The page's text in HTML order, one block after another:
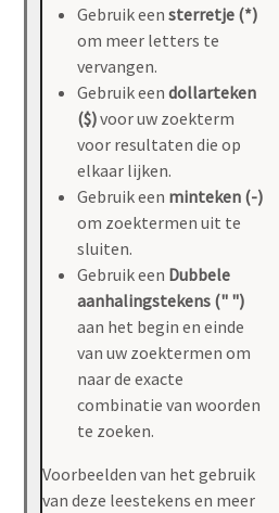
Gebruik een sterretje (*)
om meer letters te
vervangen.
Gebruik een dollarteken
($)voor uw zoekterm
voor resultaten die op
elkaar lijken.
Gebruik een minteken (-)
om zoektermen uit te
sluiten.
Gebruik een Dubbele
aanhalingstekens (" ")
aan het begin en einde
van uw zoektermen om
naar de exacte
combinatie van woorden
te zoeken.
Voorbeelden van het gebruik
van deze leestekens en meer